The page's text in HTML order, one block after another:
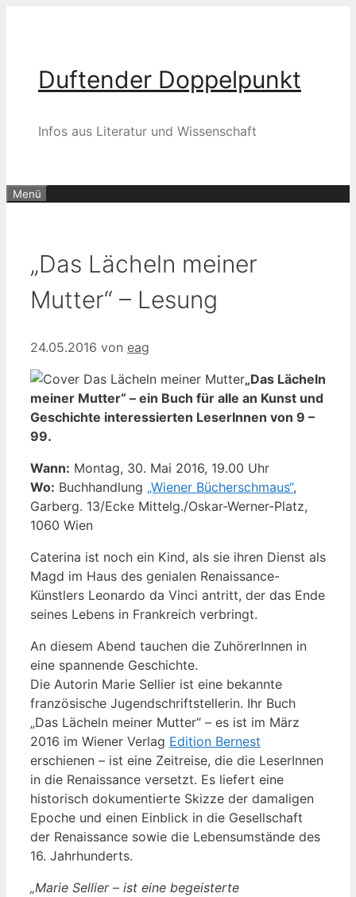
Duftender Doppelpunkt
Infos aus Literatur und Wissenschaft
Menü
„Das Lächeln meiner
Mutter“ – Lesung
24.05.2016 von eag
„Das Lächeln
meiner Mutter“ – ein Buch für alle an Kunst und
Geschichte interessierten LeserInnen von 9 –
99.
Wann: Montag, 30. Mai 2016, 19.00 Uhr
Wo: Buchhandlung „Wiener Bücherschmaus“,
Garberg. 13/Ecke Mittelg./Oskar-Werner-Platz,
1060 Wien
Caterina ist noch ein Kind, als sie ihren Dienst als
Magd im Haus des genialen Renaissance-
Künstlers Leonardo da Vinci antritt, der das Ende
seines Lebens in Frankreich verbringt.
An diesem Abend tauchen die ZuhörerInnen in
eine spannende Geschichte.
Die Autorin Marie Sellier ist eine bekannte
französische Jugendschriftstellerin. Ihr Buch
„Das Lächeln meiner Mutter“ – es ist im März
2016 im Wiener Verlag Edition Bernest
erschienen – ist eine Zeitreise, die die LeserInnen
in die Renaissance versetzt. Es liefert eine
historisch dokumentierte Skizze der damaligen
Epoche und einen Einblick in die Gesellschaft
der Renaissance sowie die Lebensumstände des
16. Jahrhunderts.
„Marie Sellier – ist eine begeisterte